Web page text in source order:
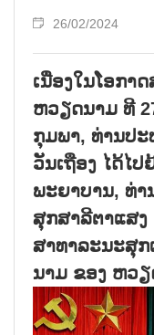
26/02/2024
ເນື່ອງໃນໂອກ
ຫວຽດນາມ ທີ
ກຸມພາ, ທ່ານປ
ວັນເຖືອງ ໄດ້ໄ
ພະຍາບານ, ທ່
ສຸກສາລີຕາແສງ
ສາທາລະນະສຸກ
ນາມ ຂອງ ຫວຽ